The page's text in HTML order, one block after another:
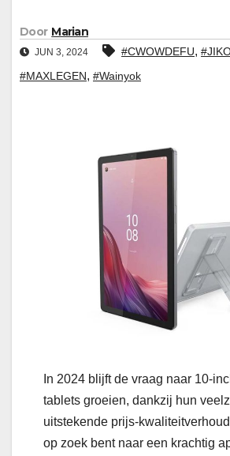
Door Marian
JUN 3, 2024 #CWOWDEFU,
#MAXLEGEN, #Wainyok
In 2024 blijft de vraag naar 10-
tablets groeien, dankzij hun
uitstekende prijs-
op zoek bent naar een krachtig